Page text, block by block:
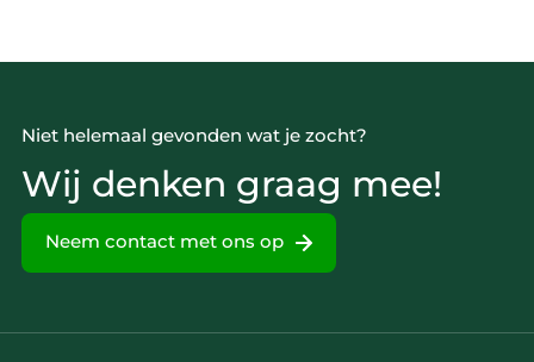
Niet helemaal gevonden wat je zocht?
Wij denken graag mee!
Neem contact met ons op